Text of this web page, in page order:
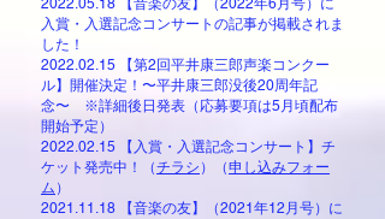
2022.05.18 【音楽の友】（2022年6月号）に
入賞・入選記念コンサートの記事が掲載されま
した！
2022.02.15 【第2回平井康三郎声楽コンクー
ル】開催決定！〜平井康三郎没後20周年記
念〜 ※詳細後日発表（応募要項は5月頃配布
開始予定）
2022.02.15 【入賞・入選記念コンサート】チ
ケット発売中！（チラシ ）（申し込みフォー
ム ）
2021.11.18
【音楽の友】（2021年12月号）に